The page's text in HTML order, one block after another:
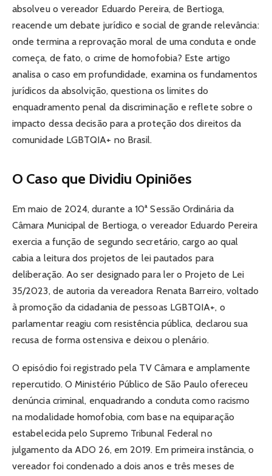
absolveu o vereador Eduardo Pereira, de Bertioga,
reacende um debate jurídico e social de grande relevância:
onde termina a reprovação moral de uma conduta e onde
começa, de fato, o crime de homofobia? Este artigo
analisa o caso em profundidade, examina os fundamentos
jurídicos da absolvição, questiona os limites do
enquadramento penal da discriminação e reflete sobre o
impacto dessa decisão para a proteção dos direitos da
comunidade LGBTQIA+ no Brasil.
O Caso que Dividiu Opiniões
Em maio de 2024, durante a 10ª Sessão Ordinária da
Câmara Municipal de Bertioga, o vereador Eduardo Pereira
exercia a função de segundo secretário, cargo ao qual
cabia a leitura dos projetos de lei pautados para
deliberação. Ao ser designado para ler o Projeto de Lei
35/2023, de autoria da vereadora Renata Barreiro, voltado
à promoção da cidadania de pessoas LGBTQIA+, o
parlamentar reagiu com resistência pública, declarou sua
recusa de forma ostensiva e deixou o plenário.
O episódio foi registrado pela TV Câmara e amplamente
repercutido. O Ministério Público de São Paulo ofereceu
denúncia criminal, enquadrando a conduta como racismo
na modalidade homofobia, com base na equiparação
estabelecida pelo Supremo Tribunal Federal no
julgamento da ADO 26, em 2019. Em primeira instância, o
vereador foi condenado a dois anos e três meses de